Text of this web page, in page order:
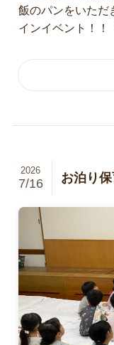
飯のパンをいただ
インイベント！！
お泊り
2026
7/16